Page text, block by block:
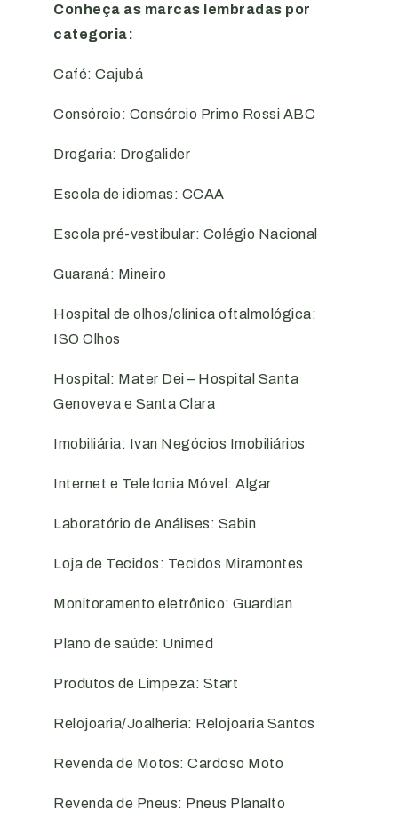
Conheça as marcas lembradas por
categoria:
Café: Cajubá
Consórcio: Consórcio Primo Rossi ABC
Drogaria: Drogalider
Escola de idiomas: CCAA
Escola pré-vestibular: Colégio Nacional
Guaraná: Mineiro
Hospital de olhos/clínica oftalmológica:
ISO Olhos
Hospital: Mater Dei – Hospital Santa
Genoveva e Santa Clara
Imobiliária: Ivan Negócios Imobiliários
Internet e Telefonia Móvel: Algar
Laboratório de Análises: Sabin
Loja de Tecidos: Tecidos Miramontes
Monitoramento eletrônico: Guardian
Plano de saúde: Unimed
Produtos de Limpeza: Start
Relojoaria/Joalheria: Relojoaria Santos
Revenda de Motos: Cardoso Moto
Revenda de Pneus: Pneus Planalto